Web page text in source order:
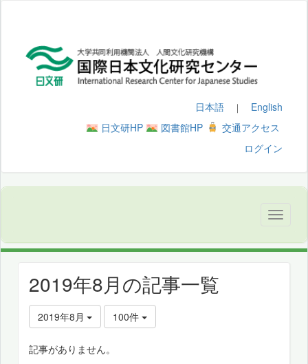
日本語 ｜ English
日文研HP
図書館HP
交通アクセス
ログイン
2019年8月の記事一覧
2019年8月 100件
記事がありません。